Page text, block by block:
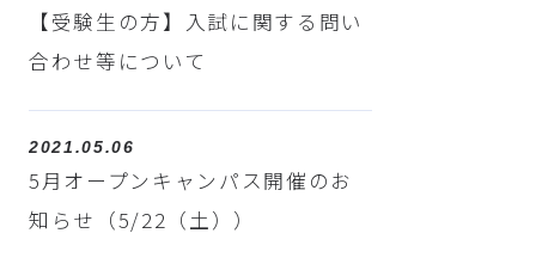
【受験生の方】入試に関する問い
合わせ等について
2021.05.06
5月オープンキャンパス開催のお
知らせ（5/22（土））